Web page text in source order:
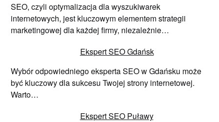
SEO, czyli optymalizacja dla wyszukiwarek
internetowych, jest kluczowym elementem strategii
marketingowej dla każdej firmy, niezależnie…
Ekspert SEO Gdańsk
Wybór odpowiedniego eksperta SEO w Gdańsku może
być kluczowy dla sukcesu Twojej strony internetowej.
Warto…
Ekspert SEO Puławy